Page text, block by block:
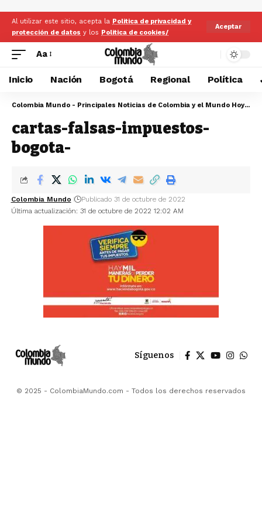
Al utilizar este sitio, acepta la Politica de privacidad y
protección de datos y los Politica de cookies/
Aceptar
Aa
Inicio Nación Bogotá Regional Política
Colombia Mundo - Principales Noticias de Colombia y el Mundo Hoy
>
cartas-falsas-impuestos-
bogota-
Última actualización: 31 de octubre de 2022 12:02 AM
Colombia Mundo Publicado 31 de octubre de 2022
Síguenos
© 2025 - ColombiaMundo.com - Todos los derechos reservados